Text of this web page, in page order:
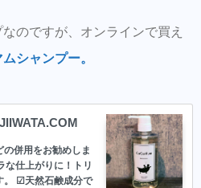
ウンロードして頂き新規登
イルの保存・カルテの保存
のですが、オンラインで買え
シャンプー。
の併用をお勧めしま
仕上がりに！トリ
。 ☑︎天然石鹸成分で